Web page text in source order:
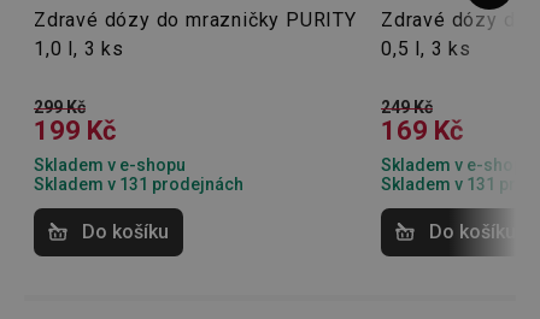
Zdravé dózy do mrazničky PURITY
1,0 l, 3 ks
299 Kč
199 Kč
Skladem v e-shopu
Skladem v 131 prodejnách
Do košíku
Zdravé dózy do
0,5 l, 3 ks
249 Kč
169 Kč
Skladem v e-shopu
Skladem v 131
Do košíku